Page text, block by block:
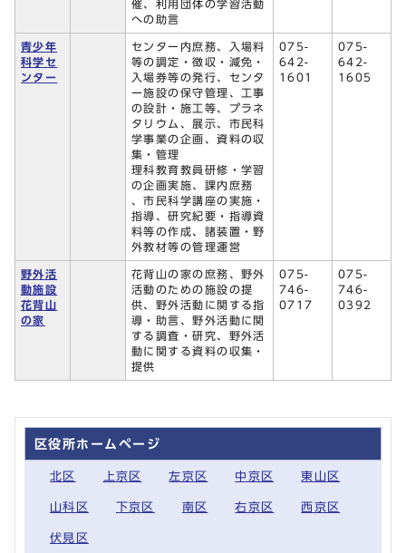
催、利用団体の学習活動
への助言
青少年
科学セ
ンター
センター内庶務、入場料
等の調定・徴収・減免・
入場券等の発行、センタ
ー施設の保守管理、工事
の設計・施工等、プラネ
タリウム、展示、市民科
学事業の企画、資料の収
集・管理
理科教育教員研修・学習
の企画実施、課内庶務
、市民科学講座の実施・
指導、研究紀要・指導資
料等の作成、諸装置・野
外教材等の管理運営
075-
642-
1601
075-
642-
1605
野外活
動施設
花背山
の家
花背山の家の庶務、野外
活動のための施設の提
供、野外活動に関する指
導・助言、野外活動に関
する調査・研究、野外活
動に関する資料の収集・
提供
075-
746-
0717
075-
746-
0392
区役所ホームページ
北区 上京区 左京区 中京区 東山区
山科区 下京区 南区 右京区 西京区
伏見区